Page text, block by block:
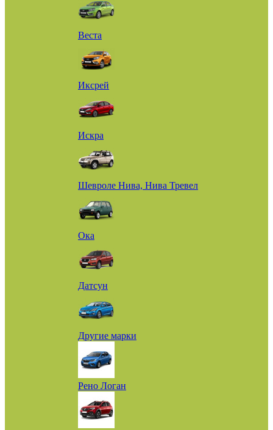
Веста
Иксрей
Искра
Шевроле Нива, Нива Тревел
Ока
Датсун
Другие марки
Рено Логан